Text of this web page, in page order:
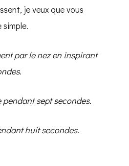
je veux que vous
simple.
par le nez en inspirant
pendant sept secondes.
huit secondes.